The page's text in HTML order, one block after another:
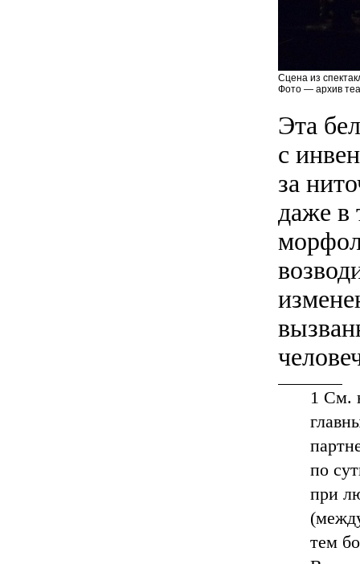
Сцена из
Фото — архив
Эта
с
за
даже в
1 См.
по
при
тем